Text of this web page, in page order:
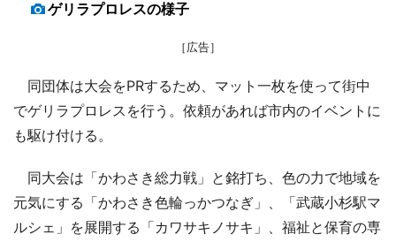
ゲリラプロレスの様子
［広告］
同団体は大会をPRするため、マット一枚を使って街中
でゲリラプロレスを行う。依頼があれば市内のイベントに
も駆け付ける。
同大会は「かわさき総力戦」と銘打ち、色の力で地域を
元気にする「かわさき色輪っかつなぎ」、「武蔵小杉駅マ
ルシェ」を展開する「カワサキノサキ」、福祉と保育の専